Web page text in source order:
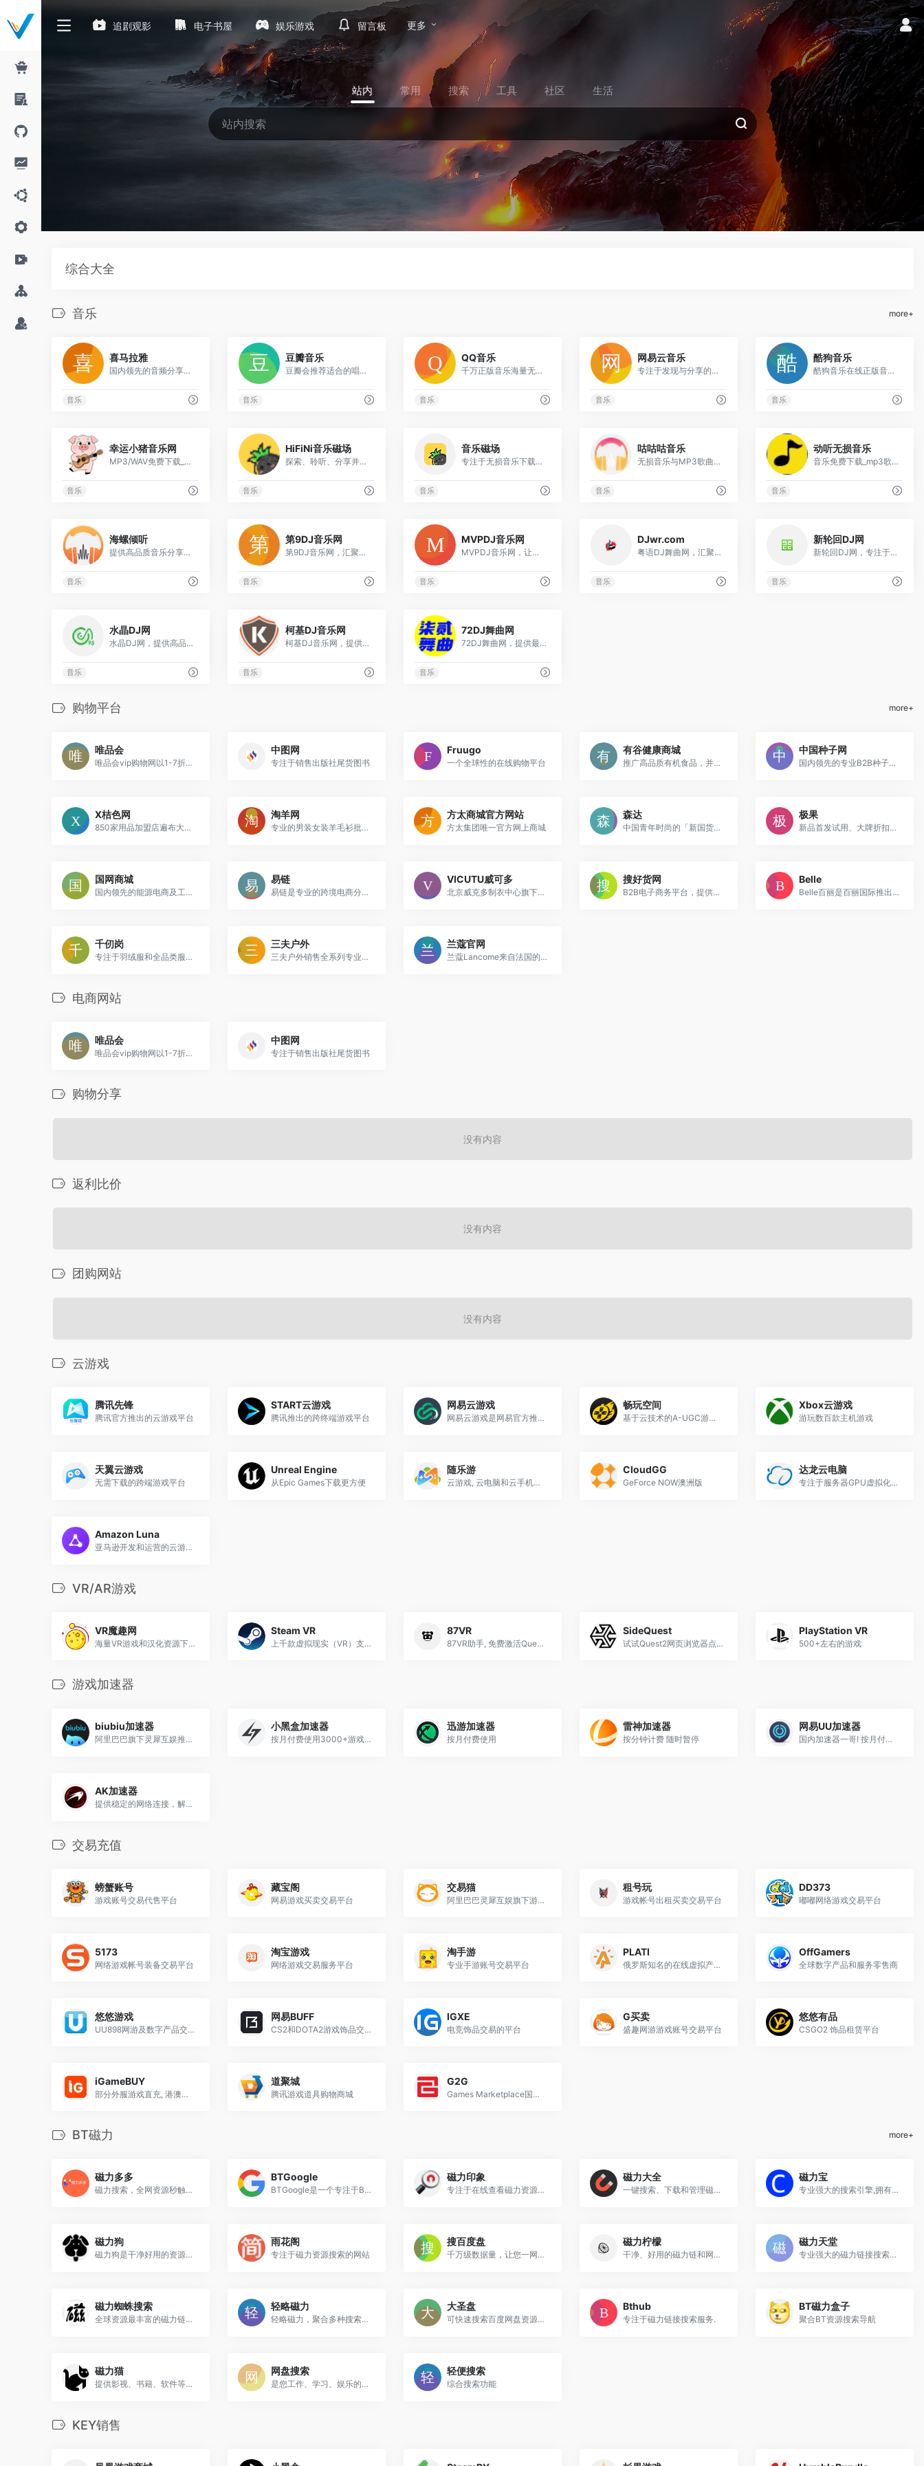
追剧观影 电子书屋 娱乐游戏 留言板 更多
站内 常用 搜索 工具 社区 生活
综合大全
音乐 more+
喜马拉雅
国内领先的音频分享平台
音乐
豆瓣音乐
豆瓣会推荐适合的唱片给你
音乐
QQ音乐
千万正版音乐海量无损曲库
音乐
网易云音乐
专注于发现与分享的音乐产品
音乐
酷狗音乐
酷狗音乐在线正版音乐网站
音乐
幸运小猪音乐网
MP3/WAV免费下载_无损音乐打包资源 - 幸运小猪音乐网 | 海量歌曲大全在线听与下载
音乐
HiFiNi音乐磁场
​​探索、聆听、分享并交流​​全球多元音乐
音乐
音乐磁场
专注于无损音乐下载的平台
音乐
咕咕咕音乐
无损音乐与MP3歌曲免费下载的平台
音乐
动听无损音乐
音乐免费下载_mp3歌曲免费下载_无损音乐歌曲下载网站-动听无损音乐
音乐
海螺倾听
提供高品质音乐分享与下载，让音乐回归简单
音乐
第9DJ音乐网
第9DJ音乐网，汇聚高品质DJ舞曲
音乐
MVPDJ音乐网
MVPDJ音乐网，让您发现最新舞曲
音乐
DJwr.com
粤语DJ舞曲网，汇聚经典与潮流，尽享音乐盛宴
音乐
新轮回DJ网
新轮回DJ网，专注于高品质车载DJ舞曲的免费下载与在线试听
音乐
水晶DJ网
水晶DJ网，提供高品质正版DJ舞曲免费下载
音乐
柯基DJ音乐网
柯基DJ音乐网，提供高品质DJ舞曲及免费MP3下载
音乐
72DJ舞曲网
72DJ舞曲网，提供最新好听的DJ舞曲免费下载
音乐
购物平台 more+
唯品会
唯品会vip购物网以1-7折超低折扣对全球各大品牌进行限时特卖
中图网
专注于销售出版社尾货图书
Fruugo
一个全球性的在线购物平台
有谷健康商城
推广高品质有机食品，并提供相关的有机生活服务和资讯
中国种子网
国内领先的专业B2B种子交易平台
X桔色网
850家用品加盟店遍布大江南北！
淘羊网
专业的男装女装羊毛衫批发一件代发货源平台
方太商城官方网站
方太集团唯一官方网上商城
森达
中国青年时尚的「新国货」皮鞋标杆品牌
极果
新品首发试用、大牌折扣推荐、大神购物心得
国网商城
国内领先的能源电商及工业互联网云平台
易链
易链是专业的跨境电商分销平台
VICUTU威可多
北京威克多制衣中心旗下的现代化服装企业平台
搜好货网
B2B电子商务平台，提供丰富的行业资讯、供应和求购信息
Belle
Belle百丽是百丽国际推出的一款品牌
千仞岗
专注于羽绒服和全品类服装的研发、制造和销售
三夫户外
三夫户外销售全系列专业户外运动用品
兰蔻官网
兰蔻Lancome来自法国的世界知名美妆品牌
电商网站
唯品会
唯品会vip购物网以1-7折超低折扣对全球各大品牌进行限时特卖
中图网
专注于销售出版社尾货图书
购物分享
没有内容
返利比价
没有内容
团购网站
没有内容
云游戏
腾讯先锋
腾讯官方推出的云游戏平台
START云游戏
腾讯推出的跨终端游戏平台
网易云游戏
网易云游戏是网易官方推出的云游戏平台
畅玩空间
基于云技术的A-UGC游戏创作平台
Xbox云游戏
游玩数百款主机游戏
天翼云游戏
无需下载的跨端游戏平台
Unreal Engine
从Epic Games下载更方便
随乐游
云游戏, 云电脑和云手机的一站式体验
CloudGG
GeForce NOW澳洲版
达龙云电脑
专注于服务器GPU虚拟化的云游戏平台研发与运营
Amazon Luna
亚马逊开发和运营的云游戏平台
VR/AR游戏
VR魔趣网
海量VR游戏和汉化资源下载的平台
Steam VR
上千款虚拟现实（VR）支持的游戏
87VR
87VR助手, 免费激活Quest2
SideQuest
试试Quest2网页浏览器点开此链接, 有惊喜
PlayStation VR
500+左右的游戏
游戏加速器
biubiu加速器
阿里巴巴旗下灵犀互娱推出的游戏加速器
小黑盒加速器
按月付费使用3000+游戏, 且支持加速PC, 主机, 手机游戏
迅游加速器
按月付费使用
雷神加速器
按分钟计费 随时暂停
网易UU加速器
国内加速器一哥! 按月付费使用
AK加速器
提供稳定的网络连接，解决延迟、掉线和丢包等问题
交易充值
螃蟹账号
游戏账号交易代售平台
藏宝阁
网易游戏买卖交易平台
交易猫
阿里巴巴灵犀互娱旗下游戏交易平台
租号玩
游戏帐号出租买卖交易平台
DD373
嘟嘟网络游戏交易平台
5173
网络游戏帐号装备交易平台
淘宝游戏
网络游戏交易服务平台
淘手游
专业手游账号交易平台
PLATI
俄罗斯知名的在线虚拟产品交易平台
OffGamers
全球数字产品和服务零售商
悠悠游戏
UU898网游及数字产品交易
网易BUFF
CS2和DOTA2游戏饰品交易平台
IGXE
电竞饰品交易的平台
G买卖
盛趣网游游戏账号交易平台
悠悠有品
CSGO2 饰品租赁平台
iGameBUY
部分外服游戏直充, 港澳新马地区的游戏储值平台
道聚城
腾讯游戏道具购物商城
G2G
Games Marketplace国外游戏交易平台
BT磁力 more+
磁力多多
磁力搜索，全网资源秒触达 | 超快解析，探索无限可能！
BTGoogle
BTGoogle是一个专注于BT信息搜索的高效平台
磁力印象
专注于在线查看磁力资源影片截图的平台
磁力大全
一键搜索、下载和管理磁力链接资源！
磁力宝
专业强大的搜索引擎,拥有超千万的链接提供索引
磁力狗
磁力狗是干净好用的资源搜索引擎
雨花阁
专注于磁力资源搜索的网站
搜百度盘
千万级数据量，让您一网打尽所有的网盘资源.
磁力柠檬
干净、好用的磁力链和网盘资源搜索引擎
磁力天堂
专业强大的磁力链接搜索引擎，拥有超过千万的磁力链
磁力蜘蛛搜索
全球资源最丰富的磁力链BT种子搜索下载网站
轻略磁力
轻略磁力，聚合多种搜索引擎
大圣盘
可快速搜索百度网盘资源中的有效连接
Bthub
专注于磁力链接搜索服务.
BT磁力盒子
聚合BT资源搜索导航
磁力猫
提供影视、书籍、软件等整合资源推荐
网盘搜索
是您工作、学习、娱乐的网盘搜索神器
轻便搜索
综合搜索功能
KEY销售